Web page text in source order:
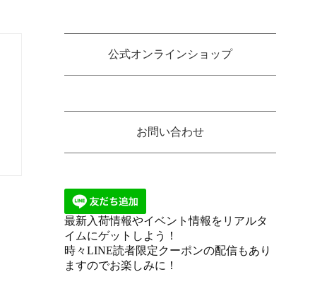
公式オンラインショップ
お問い合わせ